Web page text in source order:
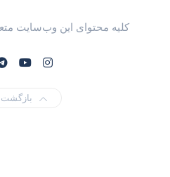
کلیه محتوای این وب‌سایت
بازگشت به